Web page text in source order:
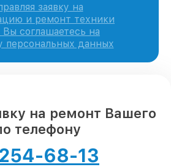
заявку на
и ремонт техники
Вы соглашаетесь на
персональных данных
на ремонт Вашего
телефону
68-13